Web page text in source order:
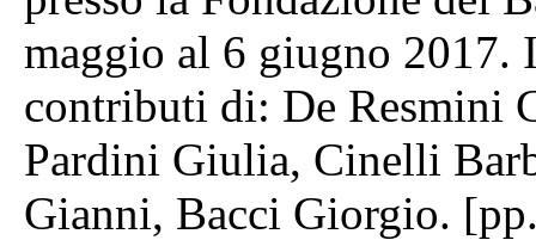
maggio al 6 giugno 2017.
contributi di: De Resmini
Pardini Giulia, Cinelli
Gianni, Bacci Giorgio.